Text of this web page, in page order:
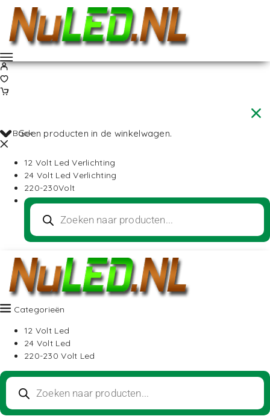
Geen producten in de winkelwagen.
Back
12 Volt Led Verlichting
24 Volt Led Verlichting
220-230Volt
Categorieën
12 Volt Led
24 Volt Led
220-230 Volt Led